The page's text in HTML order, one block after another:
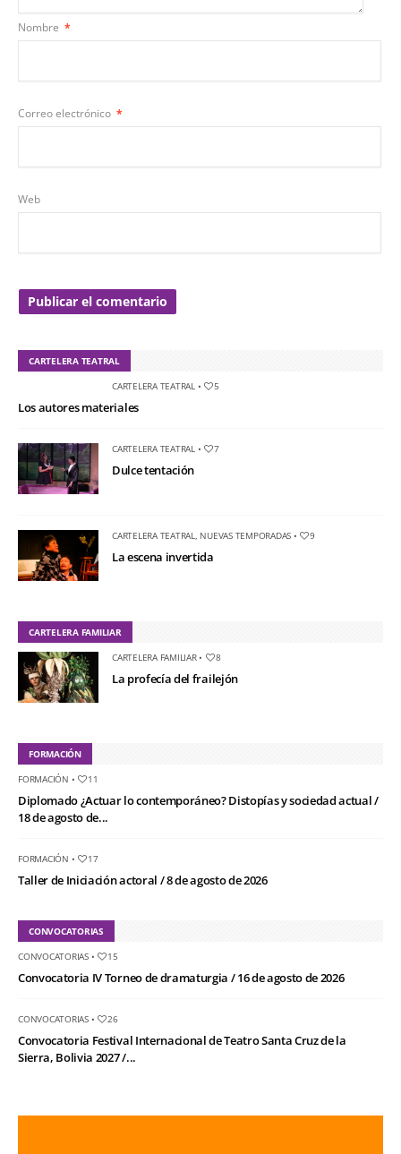
Nombre *
Correo electrónico *
Web
CARTELERA TEATRAL
CARTELERA TEATRAL• 5
Los autores materiales
CARTELERA TEATRAL• 7
Dulce tentación
CARTELERA TEATRAL, NUEVAS TEMPORADAS • 9
La escena invertida
CARTELERA FAMILIAR
CARTELERA FAMILIAR• 8
La profecía del frailejón
FORMACIÓN
FORMACIÓN • 11
Diplomado ¿Actuar lo contemporáneo? Distopías y sociedad actual /
18 de agosto de...
FORMACIÓN • 17
Taller de Iniciación actoral / 8 de agosto de 2026
CONVOCATORIAS
CONVOCATORIAS• 15
Convocatoria IV Torneo de dramaturgia / 16 de agosto de 2026
CONVOCATORIAS• 26
Convocatoria Festival Internacional de Teatro Santa Cruz de la
Sierra, Bolivia 2027 /...